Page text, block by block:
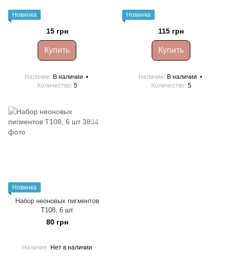
Новинка
15 грн
Купить
Наличие В наличии
Количество 5
Новинка
115 грн
Купить
Наличие В наличии
Количество 5
Новинка
Набор неоновых пигментов
Т108, 6 шт
80 грн
Наличие Нет в наличии